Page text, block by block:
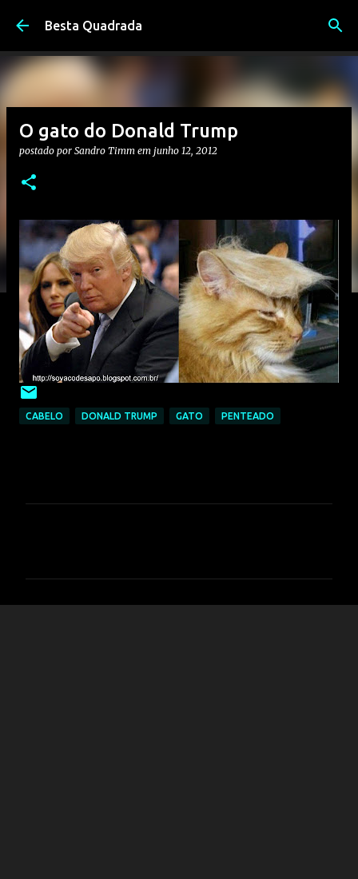
Pular para o conteúdo principal
Besta Quadrada
O gato do Donald Trump
postado por Sandro Timm em junho 12, 2012
CABELO DONALD TRUMP GATO PENTEADO